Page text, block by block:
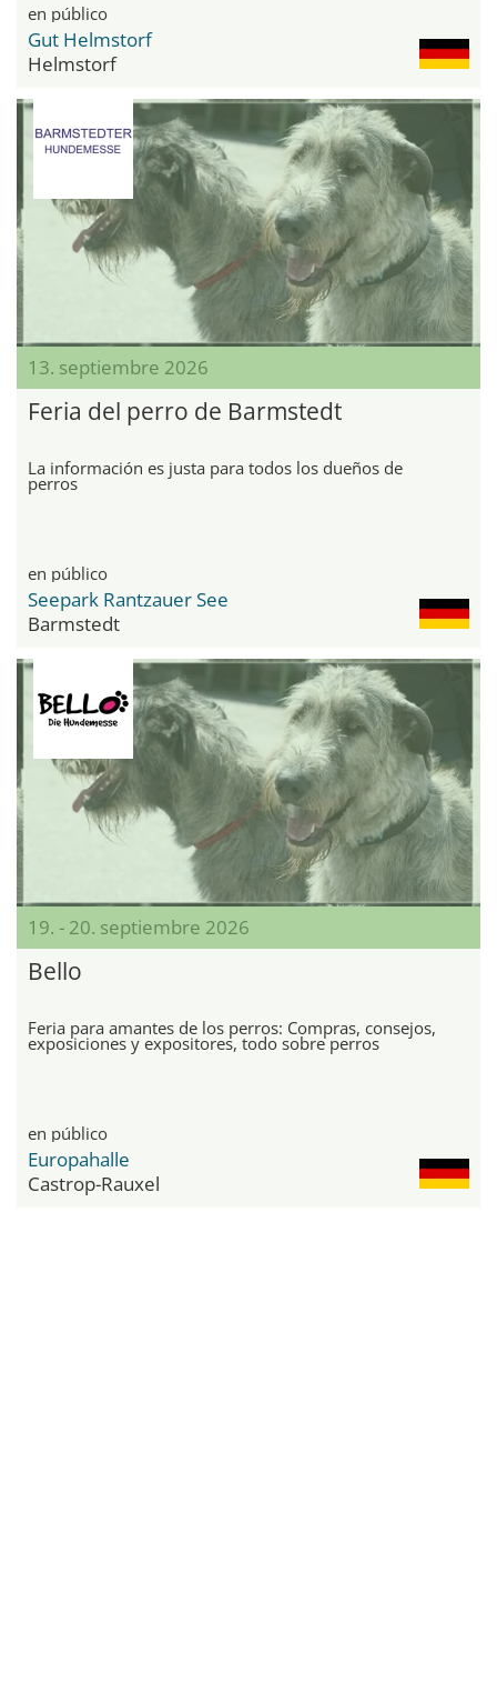
en público
Gut Helmstorf
Helmstorf
13. septiembre 2026
Feria del perro de Barmstedt
La información es justa para todos los dueños de
perros
en público
Seepark Rantzauer See
Barmstedt
19. - 20. septiembre 2026
Bello
Feria para amantes de los perros: Compras, consejos,
exposiciones y expositores, todo sobre perros
en público
Europahalle
Castrop-Rauxel